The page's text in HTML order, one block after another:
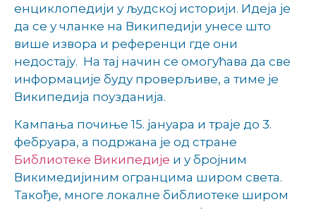
енциклопедији у људској историји. Идеја је
да се у чланке на Википедији унесе што
више извора и референци где они
недостају. На тај начин се омогућава да све
информације буду проверљиве, а тиме је
Википедија поузданија.
Кампања почиње 15. јануара и траје до 3.
фебруара, а подржана је од стране
Библиотеке Википедије и у бројним
Викимедијиним огранцима широм света.
Такође, многе локалне библиотеке широм